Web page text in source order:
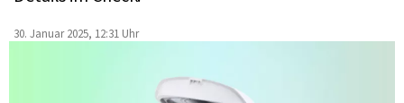
30. Januar 2025, 12:31 Uhr